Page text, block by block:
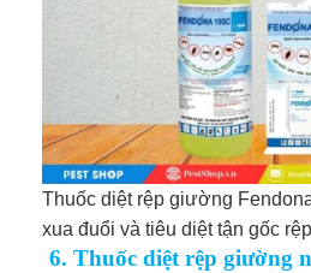
Thuốc diệt rệp giường
xua đuổi và tiêu diệt tận gốc
6. Thuốc diệt rệp giường